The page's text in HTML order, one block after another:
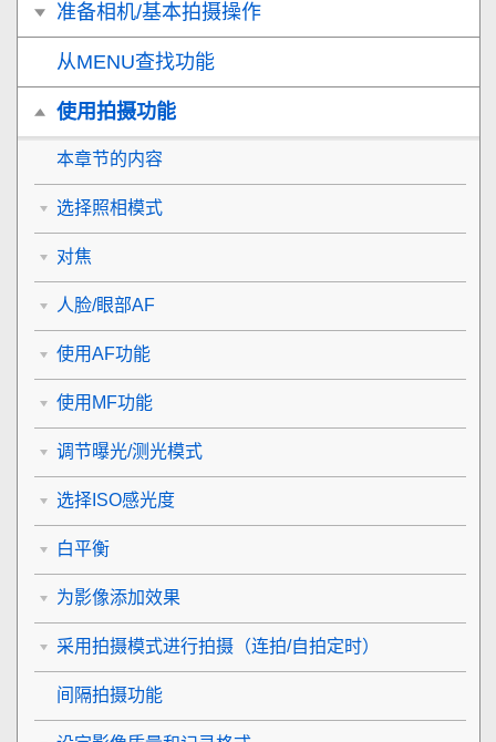
准备相机/基本拍摄操作
从MENU查找功能
使用拍摄功能
本章节的内容
选择照相模式
对焦
人脸/眼部AF
使用AF功能
使用MF功能
调节曝光/测光模式
选择ISO感光度
白平衡
为影像添加效果
采用拍摄模式进行拍摄（连拍/自拍定时）
间隔拍摄功能